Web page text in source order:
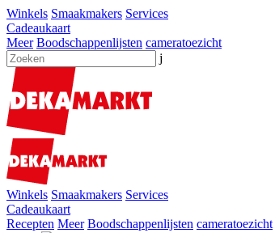
Winkels Smaakmakers Services
Cadeaukaart
Meer Boodschappenlijsten cameratoezicht
j
Winkels Smaakmakers Services
Cadeaukaart
Recepten Meer Boodschappenlijsten cameratoezicht